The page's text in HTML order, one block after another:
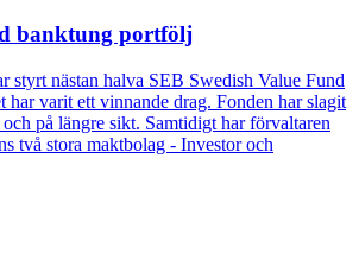
banktung portfölj
styrt nästan halva SEB Swedish Value Fund
har varit ett vinnande drag. Fonden har slagit
på längre sikt. Samtidigt har förvaltaren
två stora maktbolag - Investor och